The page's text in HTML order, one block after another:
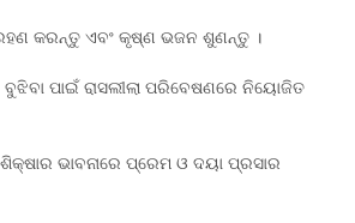
କରନ୍ତୁ ଏବଂ କୃଷ୍ଣ ଭଜନ ଶୁଣନ୍ତୁ ।
ପାଇଁ ରାସଲୀଲା ପରିବେଷଣରେ ନିୟୋଜିତ
ଭାବନାରେ ପ୍ରେମ ଓ ଦୟା ପ୍ରସାର